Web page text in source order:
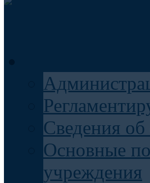
Сведения об
Основные
учреждения